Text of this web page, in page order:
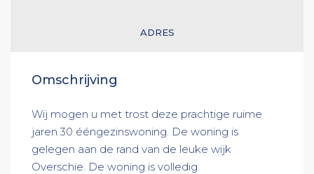
ADRES
Omschrijving
Wij mogen u met trost deze prachtige ruime
jaren 30 ééngezinswoning. De woning is
gelegen aan de rand van de leuke wijk
Overschie. De woning is volledig